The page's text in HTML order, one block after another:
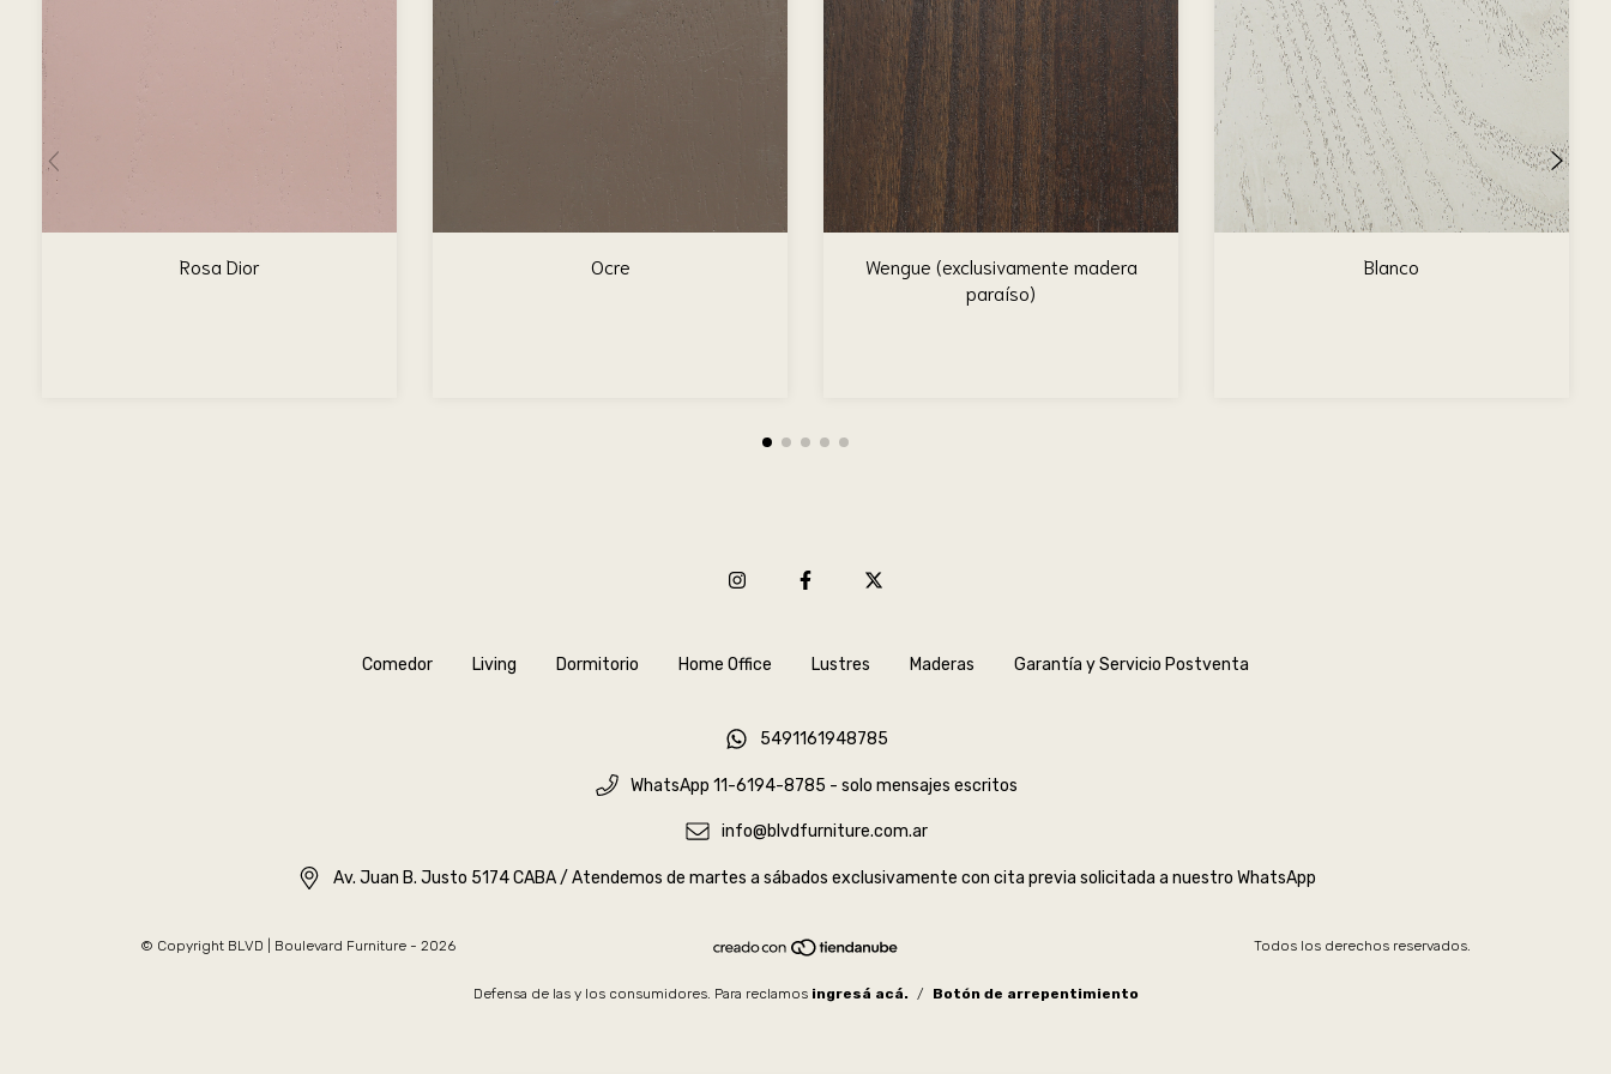
Rosa Dior Ocre
Wengue (exclusivamente madera
paraíso)
Blanco
Comedor Living Dormitorio Home Office Lustres Maderas Garantía y Servicio Postventa
5491161948785
WhatsApp 11-6194-8785 - solo mensajes escritos
info@blvdfurniture.com.ar
Av. Juan B. Justo 5174 CABA / Atendemos de martes a sábados exclusivamente con cita previa solicitada a nuestro WhatsApp
© Copyright BLVD | Boulevard Furniture - 2026 Todos los derechos reservados.
Defensa de las y los consumidores. Para reclamos ingresá acá. / Botón de arrepentimiento